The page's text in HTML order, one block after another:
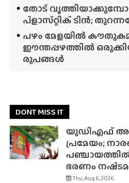
തോട്
പ്‌ളാസ്‌റ്റിക് ടിൻ;
പഴം മേളയിൽ
ഈന്തപ്പഴത്തിൽ
രൂപങ്ങൾ
DONT MISS IT
യുഡിഎഫ്
പ്രമേയം;
ഭരണം
Thu, Aug 6, 2026